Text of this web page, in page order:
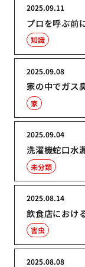
プロを呼ぶ前
2025.09.11
知識
家の中でガス
2025.09.08
家
洗濯機蛇口水
2025.09.04
未分類
飲食店におけ
2025.08.14
害虫
2025.08.08